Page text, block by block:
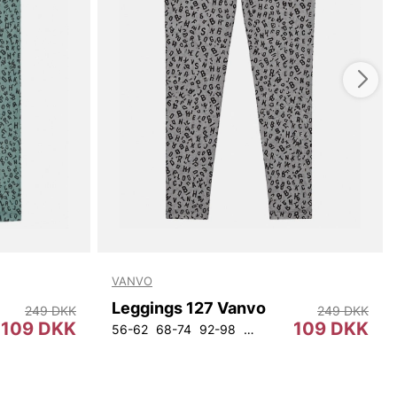
109 DKK
249 DKK
VANVO
Leggings 127 Vanvo
56-62 68-74 92-98 104-110 128-134
109 DKK
249 DKK